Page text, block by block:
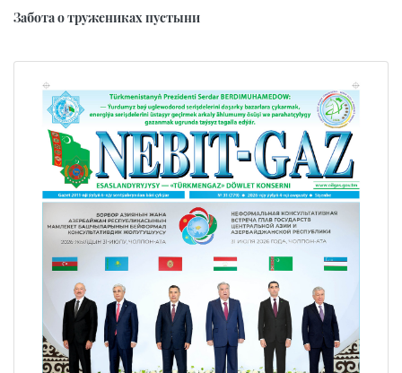
Забота о тружениках пустыни